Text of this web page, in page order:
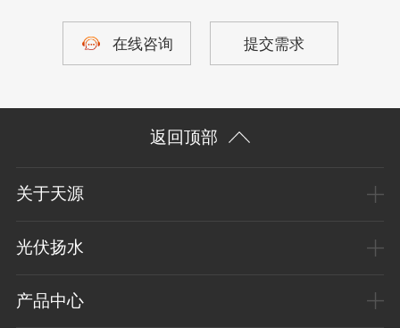
在线咨询 提交需求
返回顶部
关于天源
光伏扬水
产品中心